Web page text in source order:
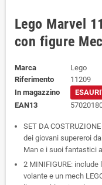
Lego Marvel
con figure
Marca
Lego
Riferimento
11209
In magazzino
EAN13
SET DA
dei giovani supereroi
Man e i suoi fantastici
2 MINIFIGURE:
volante e un mech